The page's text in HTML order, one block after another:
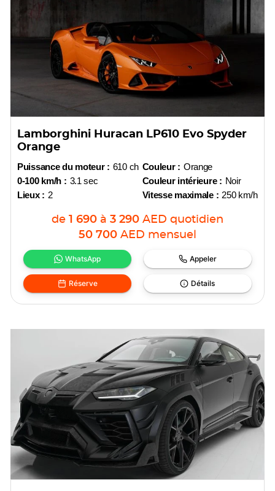
Lamborghini Huracan LP610 Evo Spyder
Orange
Puissance du moteur : 610 ch
0-100 km/h : 3.1 sec
Lieux : 2
Couleur : Orange
Couleur intérieure : Noir
Vitesse maximale : 250 km/h
de 1 690 à 3 290 AED quotidien
50 700 AED mensuel
WhatsApp Appeler
Réserve Détails